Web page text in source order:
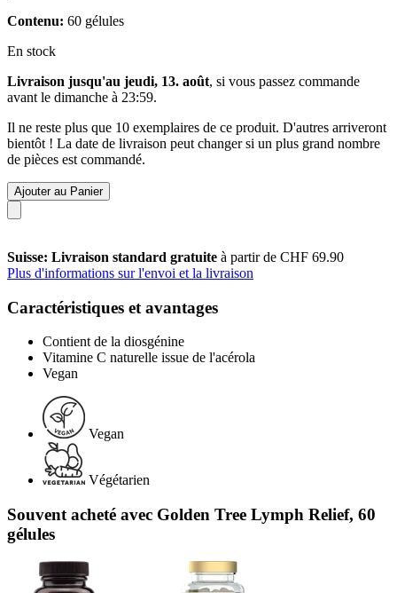
Contenu: 60 gélules
En stock
Livraison jusqu'au jeudi, 13. août, si vous passez commande
avant le dimanche à 23:59.
Il ne reste plus que 10 exemplaires de ce produit. D'autres arriveront
bientôt ! La date de livraison peut changer si un plus grand nombre
de pièces est commandé.
Ajouter au Panier
Suisse: Livraison standard gratuite à partir de CHF 69.90
Plus d'informations sur l'envoi et la livraison
Caractéristiques et avantages
Contient de la diosgénine
Vitamine C naturelle issue de l'acérola
Vegan
Vegan
Végétarien
Souvent acheté avec Golden Tree Lymph Relief, 60
gélules